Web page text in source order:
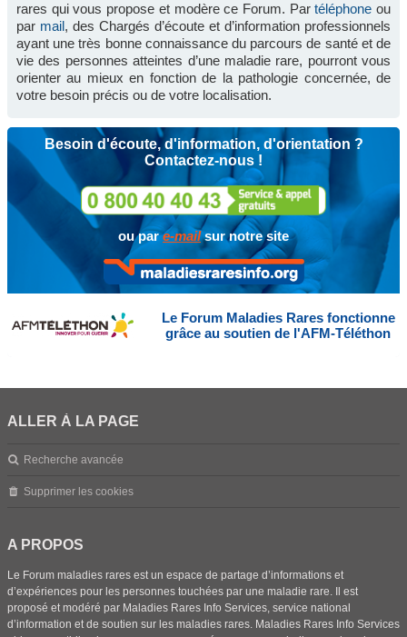
rares qui vous propose et modère ce Forum. Partéléphone ou
par mail, des Chargés d’écoute et d’information professionnels
ayant une très bonne connaissance du parcours de santé et de
vie des personnes atteintes d’une maladie rare, pourront vous
orienter au mieux en fonction de la pathologie concernée, de
votre besoin précis ou de votre localisation.
Besoin d'écoute, d'information, d'orientation ?
Contactez-nous !
ou pare-mailsur notre site
Le Forum Maladies Rares fonctionne
grâce au soutien de l'AFM-Téléthon
ALLER À LA PAGE
Recherche avancée
Supprimer les cookies
A PROPOS
Le Forum maladies rares est un espace de partage d’informations et
d’expériences pour les personnes touchées par une maladie rare. Il est
proposé et modéré par Maladies Rares Info Services, service national
d’information et de soutien sur les maladies rares. Maladies Rares Info Services